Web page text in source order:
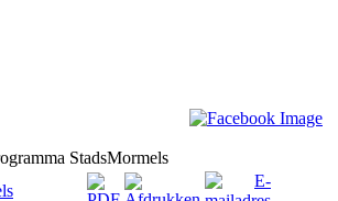
StadsMormels